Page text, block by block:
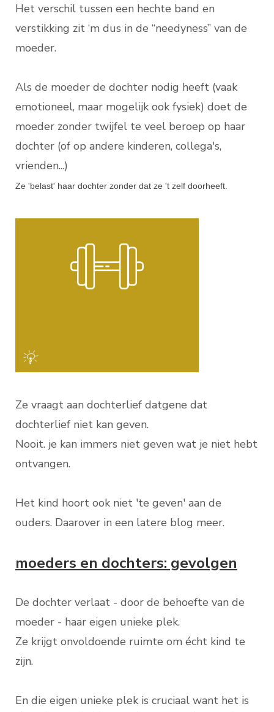
Het verschil tussen een hechte band en
verstikking zit ‘m dus in de “needyness” van de
moeder.
Als de moeder de dochter nodig heeft (vaak
emotioneel, maar mogelijk ook fysiek) doet de
moeder zonder twijfel te veel beroep op haar
dochter (of op andere kinderen, collega's,
vrienden...)
Ze 'belast' haar dochter zonder dat ze 't zelf doorheeft.
Ze vraagt aan dochterlief datgene dat
dochterlief niet kan geven.
Nooit. je kan immers niet geven wat je niet hebt
ontvangen.
Het kind hoort ook niet 'te geven' aan de
ouders. Daarover in een latere blog meer.
moeders en dochters: gevolgen
De dochter verlaat - door de behoefte van de
moeder - haar eigen unieke plek.
Ze krijgt onvoldoende ruimte om écht kind te
zijn.
En die eigen unieke plek is cruciaal want het is